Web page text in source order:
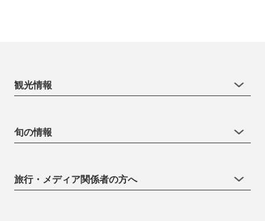
観光情報
旬の情報
旅行・メディア関係者の方へ